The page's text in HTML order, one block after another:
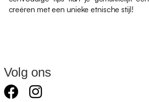
creëren met een unieke etnische stijl!
Volg ons